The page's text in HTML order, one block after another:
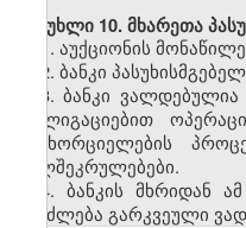
მუხლი 10. მხარეთა
1. აუქციონის
2. ბანკი
3. ბანკი
ობლიგაციებით
განხორციელების
ხელშეკრულებები.
4. ბანკის მხრიდან
შეიძლება გარკვეული